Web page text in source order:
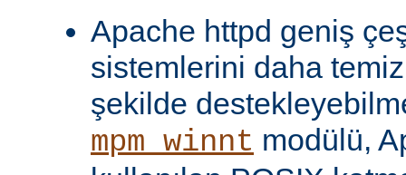
Apache httpd geniş
sistemlerini daha
şekilde
mpm_winnt modülü,